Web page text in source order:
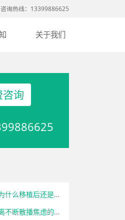
询热线：13399886625
关于我们
咨询
胚胎染色体正常，为什么移植后还是失败？
试管路上，适当远离不断散播焦虑的亲友